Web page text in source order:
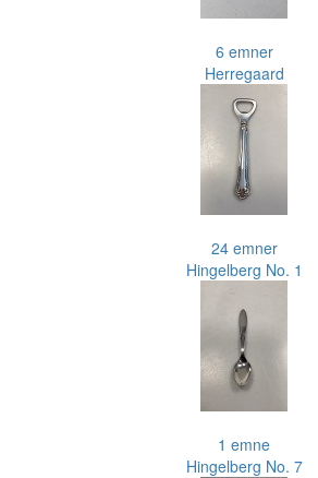
6 emner
Herregaard
24 emner
Hingelberg No. 1
1 emne
Hingelberg No. 7